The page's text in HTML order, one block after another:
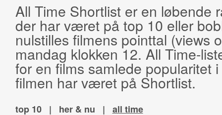
All Time Shortlist er en løbende
der har været på top 10 eller
nulstilles filmens pointtal (views
mandag klokken 12. All Time-
for en films samlede popularitet
filmen har været på Shortlist.
top 10 | her & nu | all time